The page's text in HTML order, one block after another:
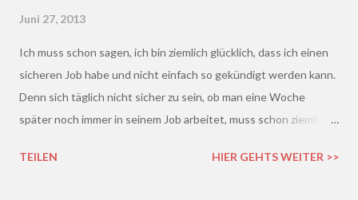
Juni 27, 2013
Ich muss schon sagen, ich bin ziemlich glücklich, dass ich einen
sicheren Job habe und nicht einfach so gekündigt werden kann.
Denn sich täglich nicht sicher zu sein, ob man eine Woche
später noch immer in seinem Job arbeitet, muss schon ziemlich
derzeitigen Situation kommt es ja leider gar nicht so wenig vor,
TEILEN HIER GEHTS WEITER >>